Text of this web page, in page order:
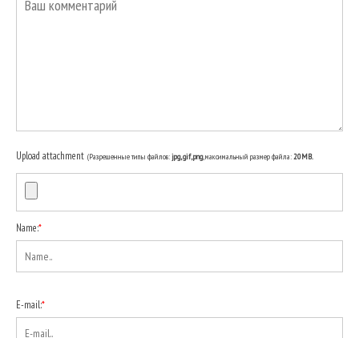
Upload attachment (Разрешенные типы файлов:jpg, gif, png, максимальный размер файла:20MB.
Name:*
E-mail:*